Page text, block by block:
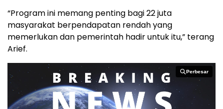
“Program ini memang penting bagi 22 juta
masyarakat berpendapatan rendah yang
memerlukan dan pemerintah hadir untuk itu,” terang
Arief.
Perbesar
Perbesar